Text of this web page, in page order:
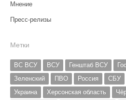
Мнение
Пресс-релизы
Метки
ВС ВСУ ВСУ Генштаб ВСУ
Зеленский
ПВО Россия СБУ
Украина
Херсонская область